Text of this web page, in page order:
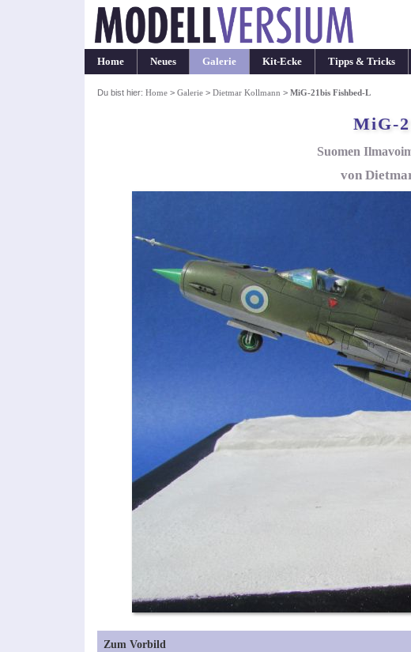
Home Neues Galerie Kit-Ecke Tipps & Tricks
Du bist hier: Home> Galerie> Dietmar Kollmann > MiG-21bis Fishbed-L
MiG-
Suomen
von
Zum Vorbild